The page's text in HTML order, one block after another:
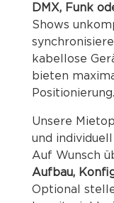
DMX, Funk
Shows
kabellose
bieten
Positionierung.
Unsere
und
Auf Wunsch
Aufbau,
Optional